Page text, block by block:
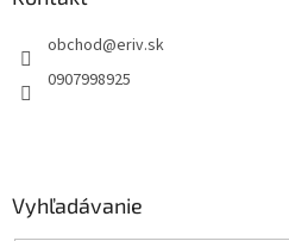
obchod@eriv.sk
0907998925
Vyhľadávanie